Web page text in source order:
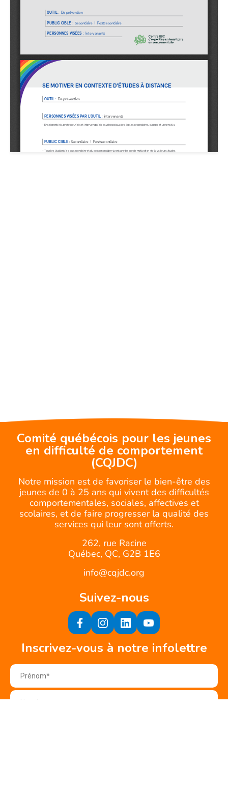
Comité québécois pour les jeunes
en difficulté de comportement
(CQJDC)
Notre mission est de favoriser le bien-être des
jeunes de 0 à 25 ans qui vivent des difficultés
comportementales, sociales, affectives et
scolaires, et de faire progresser la qualité des
services qui leur sont offerts.
262, rue Racine
Québec, QC, G2B 1E6
info@cqjdc.org
Suivez-nous
Inscrivez-vous à notre infolettre